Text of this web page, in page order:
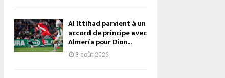
Al Ittihad parvient à un
accord de principe avec
Almería pour Dion...
3 août 2026